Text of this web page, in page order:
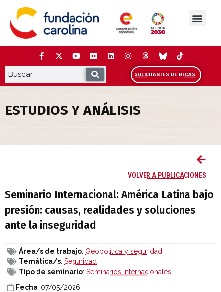
contenido
SOLICITANTES DE BECAS
ESTUDIOS Y ANÁLISIS
VOLVER A PUBLICACIONES
Seminario Internacional: América Latina bajo
presión: causas, realidades y soluciones
ante la inseguridad
Área/s de trabajo: Geopolítica y seguridad
Temática/s: Seguridad
Tipo de seminario: Seminarios Internacionales
Fecha: 07/05/2026